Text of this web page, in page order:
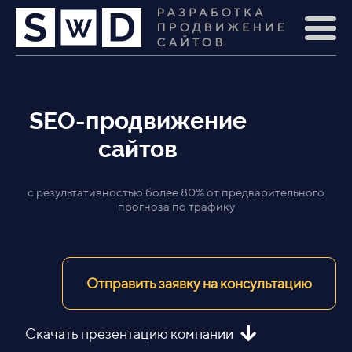
SEO-продвижение
сайтов
с результативностью более 80% от предварительного
прогноза по трафику
Отправить заявку на консультацию
Скачать презентацию компании